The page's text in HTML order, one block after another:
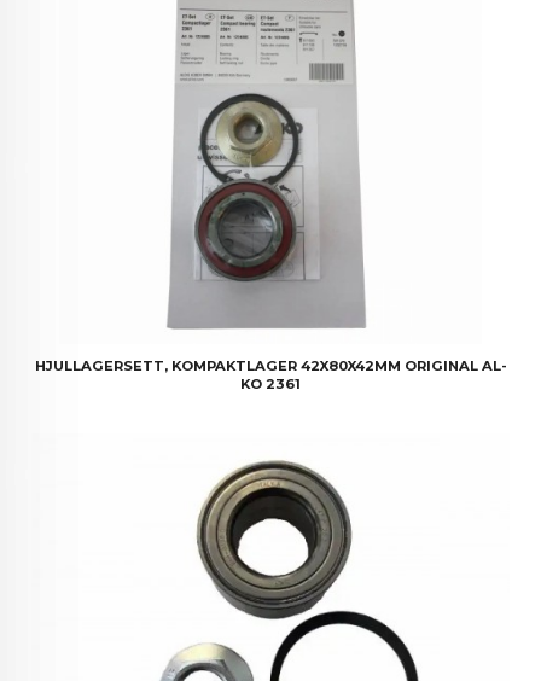
HJULLAGERSETT, KOMPAKTLAGER 42X80X42MM ORIGINAL AL-
KO 2361